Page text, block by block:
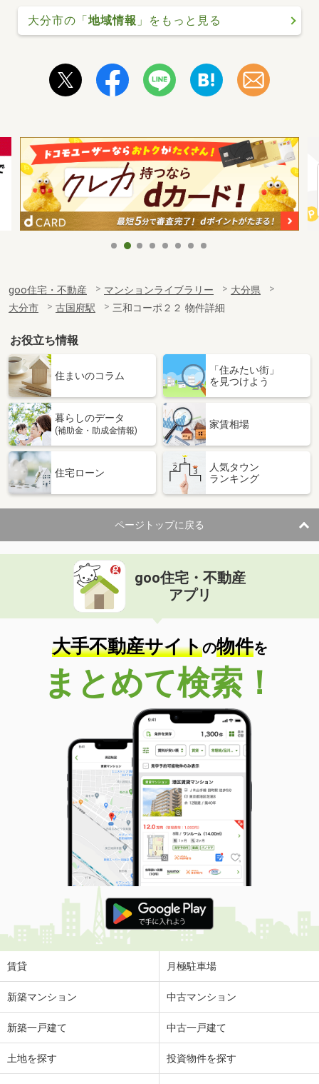
大分市の「地域情報 」をもっと見る
goo住宅・不動産 マンションライブラリー
大分県
大分市
古国府駅 三和コーポ２２ 物件詳細
お役立ち情報
住まいのコラム
「住みたい街」
を見つけよう
暮らしのデータ
(補助金・助成金情報)
家賃相場
住宅ローン
人気タウン
ランキング
ページトップに戻る
goo住宅・不動産
アプリ
大手不動産サイトの物件を
まとめて検索！
賃貸 月極駐車場
新築マンション 中古マンション
新築一戸建て 中古一戸建て
土地を探す 投資物件を探す